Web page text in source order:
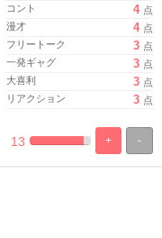
コント
4 点
漫才
4 点
フリートーク
3 点
一発ギャグ
3 点
大喜利
3 点
リアクション
3 点
-
+
%
100%
13